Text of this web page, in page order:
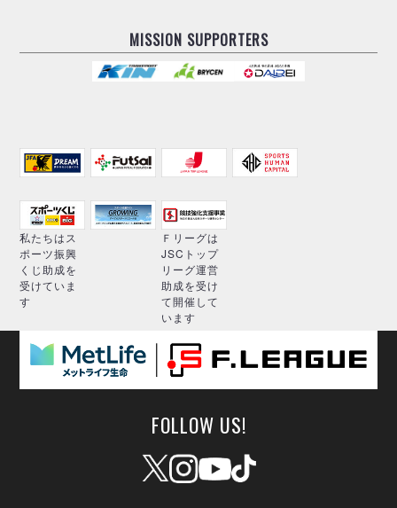
MISSION SUPPORTERS
私たちはス
ポーツ振興
くじ助成を
受けていま
す
Ｆリーグは
JSCトップ
リーグ運営
助成を受け
て開催して
います
FOLLOW US!